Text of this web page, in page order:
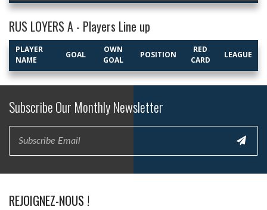
RUS LOYERS A - Players Line up
PLAYER
NAME
GOAL
OWN
GOAL
POSITION
RED
CARD
LEAGUE
Subscribe Our Monthly Newsletter
REJOIGNEZ-NOUS !